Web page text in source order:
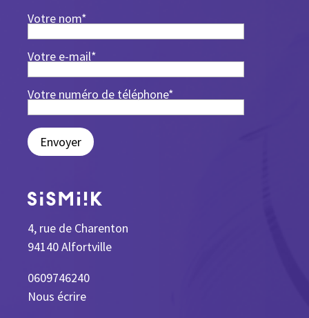
Votre nom*
Votre e-mail*
Votre numéro de téléphone*
Envoyer
4, rue de Charenton
94140 Alfortville
0609746240
Nous écrire